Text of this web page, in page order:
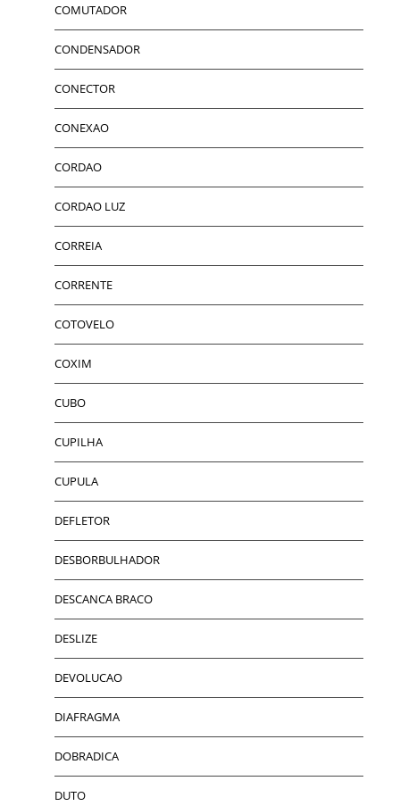
COMUTADOR
CONDENSADOR
CONECTOR
CONEXAO
CORDAO
CORDAO LUZ
CORREIA
CORRENTE
COTOVELO
COXIM
CUBO
CUPILHA
CUPULA
DEFLETOR
DESBORBULHADOR
DESCANCA BRACO
DESLIZE
DEVOLUCAO
DIAFRAGMA
DOBRADICA
DUTO